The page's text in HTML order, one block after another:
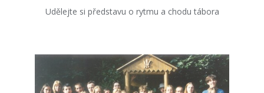
Udělejte si představu o rytmu a chodu tábora